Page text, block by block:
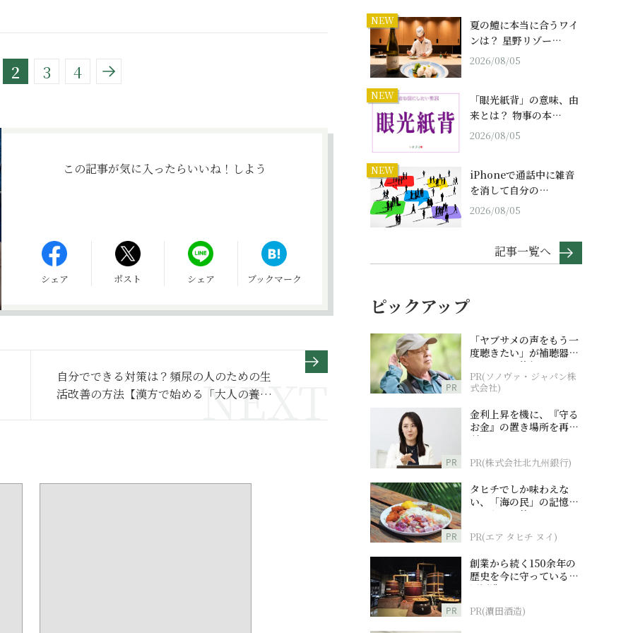
2 3 4
この記事が気に入ったらいいね！しよう
シェア ポスト シェア ブックマーク
自分でできる対策は？頻尿の人のための生
活改善の方法【漢方で始める「大人の養生
NEW
夏の鱧に本当に合うワイ
ンは？ 星野リゾー…
2026/08/05
NEW
「眼光紙背」の意味、由
来とは？ 物事の本…
2026/08/05
NEW
iPhoneで通話中に雑音
を消して自分の…
2026/08/05
記事一覧へ
ピックアップ
PR
「ヤブサメの声をもう一
度聴きたい」が補聴器チ
ャレンジの後押しに
PR(ソノヴァ・ジャパン株
式会社)
PR
金利上昇を機に、『守る
お金』の置き場所を再検
討
PR(株式会社北九州銀行)
PR
タヒチでしか味わえな
い、「海の民」の記憶へ
とつながる旅
PR(エア タヒチ ヌイ)
PR
創業から続く150余年の
歴史を今に守っている濵
田酒造
PR(濵田酒造)